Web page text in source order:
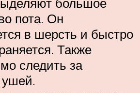
пота. Он
в шерсть и быстро
Также
следить за
ушей.